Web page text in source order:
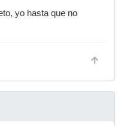
yo hasta que no